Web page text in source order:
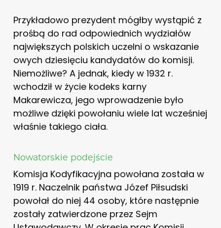
Przykładowo prezydent mógłby wystąpić z
prośbą do rad odpowiednich wydziałów
największych polskich uczelni o wskazanie
owych dziesięciu kandydatów do komisji.
Niemożliwe? A jednak, kiedy w 1932 r.
wchodził w życie kodeks karny
Makarewicza, jego wprowadzenie było
możliwe dzięki powołaniu wiele lat wcześniej
właśnie takiego ciała.
Nowatorskie podejście
Komisja Kodyfikacyjna powołana została w
1919 r. Naczelnik państwa Józef Piłsudski
powołał do niej 44 osoby, które następnie
zostały zatwierdzone przez Sejm